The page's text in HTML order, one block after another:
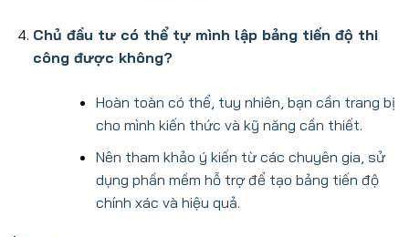
Chủ đầu tư có thể tự mình lập bảng tiến độ thi
công được không?
Hoàn toàn có thể, tuy nhiên, bạn cần trang bị
cho mình kiến thức và kỹ năng cần thiết.
Nên tham khảo ý kiến từ các chuyên gia, sử
dụng phần mềm hỗ trợ để tạo bảng tiến độ
chính xác và hiệu quả.